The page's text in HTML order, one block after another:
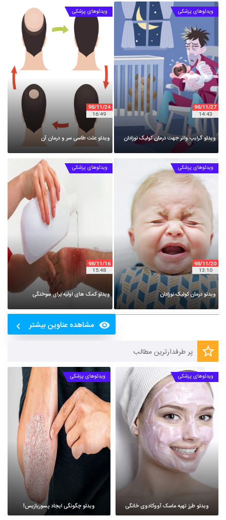
ویدئوهای پزشکی
27
11
98
14 43
ویدئو گرایپ واتر جهت درمان کولیک نوزادان
ویدئوهای پزشکی
24
11
98
1649
ویدئو علت طاسی سر و درمان آن
ویدئوهای پزشکی
20
11
98
13 10
ویدئو درمان کولیک نوزادان
ویدئوهای پزشکی
16
11
98
1548
ویدئو کمک های اولیه برای سوختگی
مشاهده عناوین بیشتر
پر طرفدارترین مطالب
ویدئوهای پزشکی
ویدئو طرز تهیه ماسک آووکادوی خانگی
ویدئوهای پزشکی
ویدئو چگونگی ایجاد پسوریازیس!